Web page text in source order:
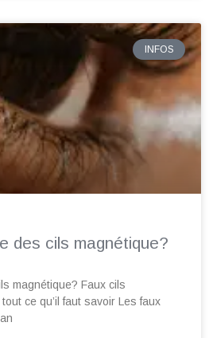
INFOS
des cils magnétique?
magnétique? Faux cils
ce qu’il faut savoir Les faux